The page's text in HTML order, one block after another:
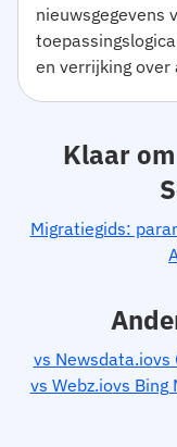
nieuwsgegevens
en verrijking over
Klaar
Migratiegids:
vs Newsdata.iovs
vs Webz.iovs Bing